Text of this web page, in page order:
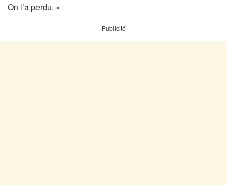
On l’a perdu. »
Publicité